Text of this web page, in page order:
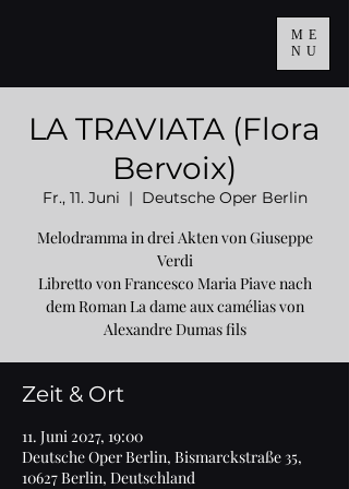
ME
NU
LA TRAVIATA (Flora
Bervoix)
Fr., 11. Juni
  |
Deutsche Oper Berlin
Melodramma in drei Akten von Giuseppe
Verdi
Libretto von Francesco Maria Piave nach
dem Roman La dame aux camélias von
Alexandre Dumas fils
Zeit & Ort
11. Juni 2027, 19:00
Deutsche Oper Berlin, Bismarckstraße 35,
10627 Berlin, Deutschland